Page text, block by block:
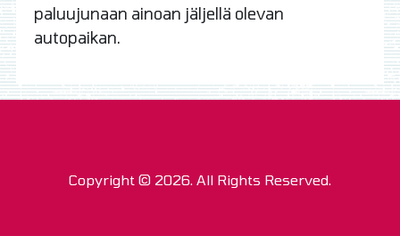
paluujunaan ainoan jäljellä olevan
autopaikan.
Copyright © 2026. All Rights Reserved.